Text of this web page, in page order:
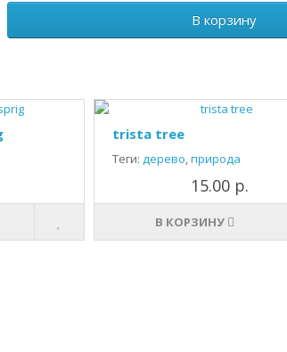
В корзину
trista tree
Теги: дерево,природа
15.00 р.
В КОРЗИНУ